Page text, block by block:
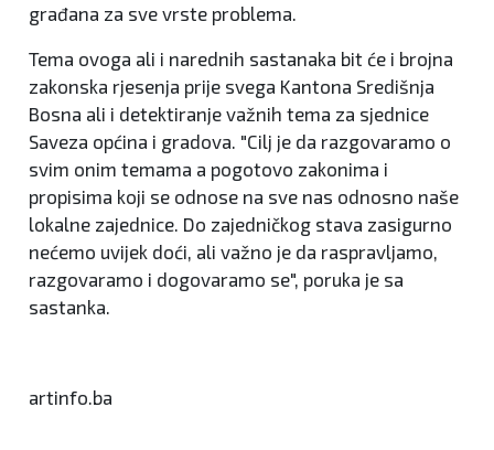
građana za sve vrste problema.
Tema ovoga ali i narednih sastanaka bit će i brojna
zakonska rjesenja prije svega Kantona Središnja
Bosna ali i detektiranje važnih tema za sjednice
Saveza općina i gradova. "Cilj je da razgovaramo o
svim onim temama a pogotovo zakonima i
propisima koji se odnose na sve nas odnosno naše
lokalne zajednice. Do zajedničkog stava zasigurno
nećemo uvijek doći, ali važno je da raspravljamo,
razgovaramo i dogovaramo se", poruka je sa
sastanka.
artinfo.ba